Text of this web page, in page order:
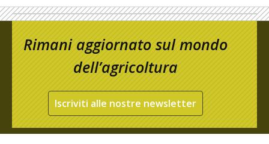
Rimani aggiornato sul mondo
dell’agricoltura
Iscriviti alle nostre newsletter